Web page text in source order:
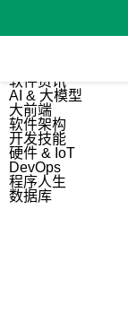
软件资讯
AI & 大模型
大前端
软件架构
开发技能
硬件 & IoT
DevOps
程序人生
数据库